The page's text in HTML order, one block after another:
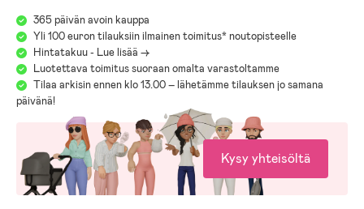
365 päivän avoin kauppa
Yli 100 euron tilauksiin ilmainen toimitus* noutopisteelle
Hintatakuu - Lue lisää ->
Luotettava toimitus suoraan omalta varastoltamme
Tilaa arkisin ennen klo 13.00 – lähetämme tilauksen jo samana
päivänä!
Kysy yhteisöltä